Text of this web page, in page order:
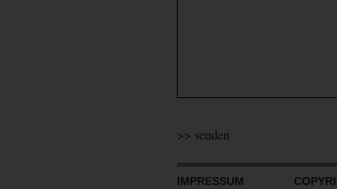
IMPRESSUM